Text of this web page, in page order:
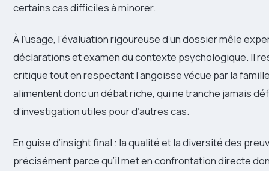
certains cas difficiles à minorer.
À l’usage, l’évaluation rigoureuse d’un dossier mêle
déclarations et examen du contexte psychologique. Il
critique tout en respectant l’angoisse vécue par la
alimentent donc un débat riche, qui ne tranche jamais
d’investigation utiles pour d’autres cas.
En guise d’insight final : la qualité et la diversité des
précisément parce qu’il met en confrontation directe